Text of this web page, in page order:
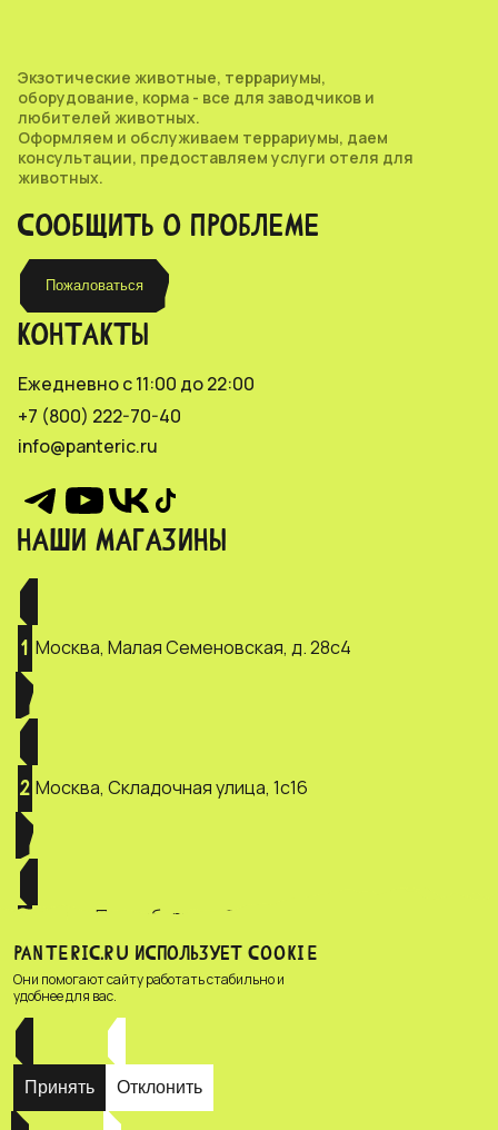
Экзотические животные, террариумы,
оборудование, корма - все для заводчиков и
любителей животных.
Оформляем и обслуживаем террариумы, даем
консультации, предоставляем услуги отеля для
животных.
СООБЩИТЬ О ПРОБЛЕМЕ
Пожаловаться
НАШИ МАГАЗИНЫ
1 Москва, Малая Семеновская, д. 28с4
2 Москва, Складочная улица, 1с16
Санкт-Петербург, ул. Зверинская, д.
2/5
КОНТАКТЫ
Ежедневно с 11:00 до 22:00
+7 (800) 222-70-40
info@panteric.ru
PANTERIC.RU ИСПОЛЬЗУЕТ COOKIE
Они помогают сайту работать стабильно и
удобнее для вас.
Принять Отклонить